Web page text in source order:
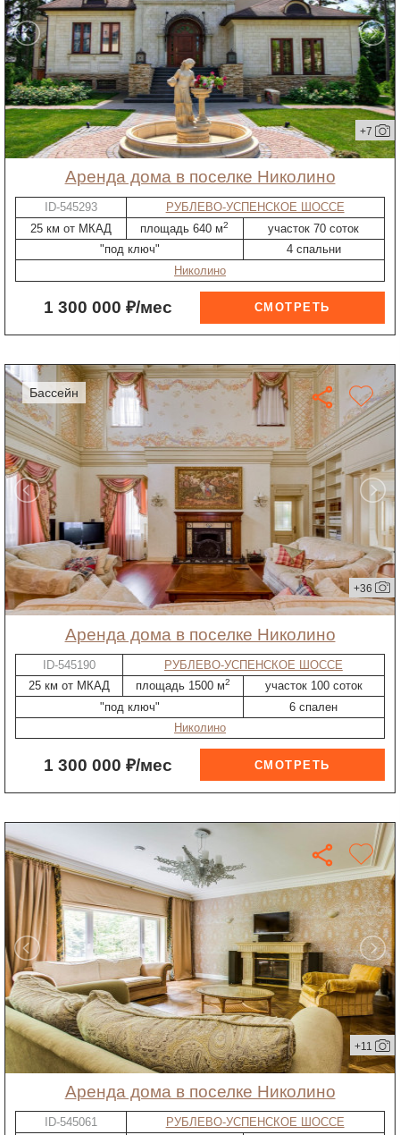
+7
Аренда дома в поселке Николино
ID-545293
РУБЛЕВО-УСПЕНСКОЕ ШОССЕ
25 км от МКАД
площадь 640 м2
участок 70 соток
"под ключ"
4 спальни
Николино
1 300 000 ₽/мес
бассейн
+36
Аренда дома в поселке Николино
ID-545190
РУБЛЕВО-УСПЕНСКОЕ ШОССЕ
25 км от МКАД
площадь 1500 м2
участок 100 соток
"под ключ"
6 спален
Николино
1 300 000 ₽/мес
+11
Аренда дома в поселке Николино
ID-545061 РУБЛЕВО-УСПЕНСКОЕ ШОССЕ